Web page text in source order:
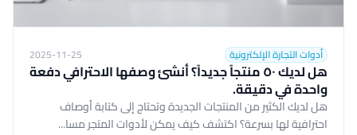
أدوات التجارة الإلكترونية 2025-11-25
هل لديك ٥٠ منتجاً جديداً؟ أنشئ وصفها الاحترافي دفعة
واحدة في دقيقة.
هل لديك الكثير من المنتجات الجديدة وتحتاج إلى كتابة أوصاف
احترافية لها بسرعة؟ اكتشف كيف يمكن لأدوات المتجر مسا...